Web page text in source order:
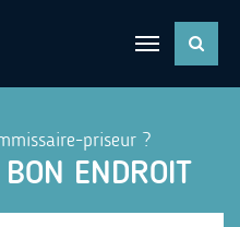
priseur ?
ENDROIT